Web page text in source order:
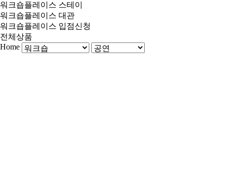
워크숍플레이스 스테이
워크숍플레이스 대관
워크숍플레이스 입점신청
전체상품
Home